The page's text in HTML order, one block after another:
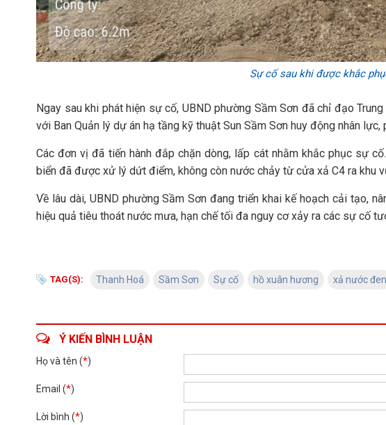
Sự cố sau khi được khắc
Ngay sau khi phát hiện sự cố, UBND phường Sầm Sơn đã chỉ đạo
với Ban Quản lý dự án hạ tầng kỹ thuật Sun Sầm Sơn huy động nhân
Các đơn vị đã tiến hành đắp chặn dòng, lấp cát nhằm khắc phục sự
biển đã được xử lý dứt điểm, không còn nước chảy từ cửa xả C4 ra khu
Về lâu dài, UBND phường Sầm Sơn đang triển khai kế hoạch cải tạo,
hiệu quả tiêu thoát nước mưa, hạn chế tối đa nguy cơ xảy ra các sự cố
TAG(S): Thanh Hoá Sầm Sơn Sự cố hồ xuân hương xả nước đen
Ý KIẾN BÌNH LUẬN
Họ và tên (*)
Email (*)
Lời bình (*)